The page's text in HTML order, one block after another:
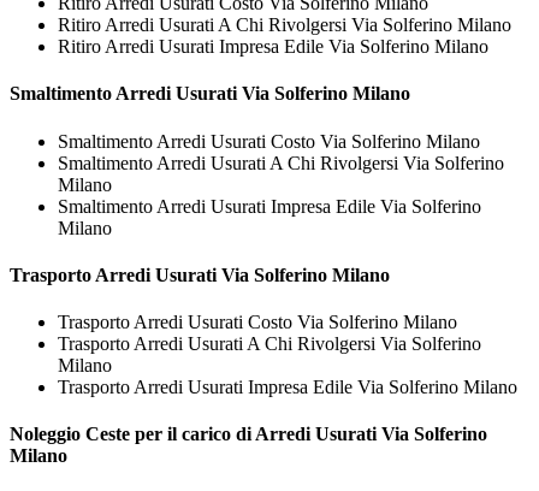
Ritiro Arredi Usurati A Chi Rivolgersi Via Solferino Milano
Ritiro Arredi Usurati Impresa Edile Via Solferino Milano
Smaltimento Arredi Usurati Via Solferino Milano
Smaltimento Arredi Usurati Costo Via Solferino Milano
Smaltimento Arredi Usurati A Chi Rivolgersi Via Solferino
Milano
Smaltimento Arredi Usurati Impresa Edile Via Solferino
Milano
Trasporto Arredi Usurati Via Solferino Milano
Trasporto Arredi Usurati Costo Via Solferino Milano
Trasporto Arredi Usurati A Chi Rivolgersi Via Solferino
Milano
Trasporto Arredi Usurati Impresa Edile Via Solferino Milano
Noleggio Ceste per il carico di Arredi Usurati Via Solferino
Milano